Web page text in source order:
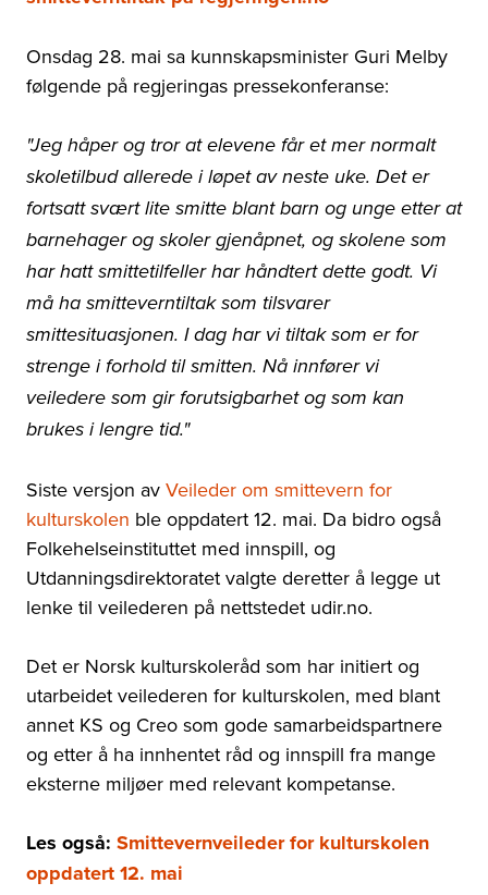
Onsdag 28. mai sa kunnskapsminister Guri Melby
følgende på regjeringas pressekonferanse:
"Jeg håper og tror at elevene får et mer normalt
skoletilbud allerede i løpet av neste uke. Det er
fortsatt svært lite smitte blant barn og unge etter at
barnehager og skoler gjenåpnet, og skolene som
har hatt smittetilfeller har håndtert dette godt. Vi
må ha smitteverntiltak som tilsvarer
smittesituasjonen. I dag har vi tiltak som er for
strenge i forhold til smitten. Nå innfører vi
veiledere som gir forutsigbarhet og som kan
brukes i lengre tid."
Siste versjon av Veileder om smittevern for
kulturskolen ble oppdatert 12. mai. Da bidro også
Folkehelseinstituttet med innspill, og
Utdanningsdirektoratet valgte deretter å legge ut
lenke til veilederen på nettstedet udir.no.
Det er Norsk kulturskoleråd som har initiert og
utarbeidet veilederen for kulturskolen, med blant
annet KS og Creo som gode samarbeidspartnere
og etter å ha innhentet råd og innspill fra mange
eksterne miljøer med relevant kompetanse.
Les også: Smittevernveileder for kulturskolen
oppdatert 12. mai